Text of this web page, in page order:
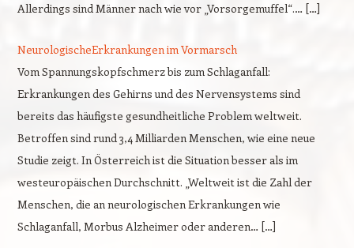
Allerdings sind Männer nach wie vor „Vorsorgemuffel“.… […]
NeurologischeErkrankungen im Vormarsch
Vom Spannungskopfschmerz bis zum Schlaganfall:
Erkrankungen des Gehirns und des Nervensystems sind
bereits das häufigste gesundheitliche Problem weltweit.
Betroffen sind rund 3,4 Milliarden Menschen, wie eine neue
Studie zeigt. In Österreich ist die Situation besser als im
westeuropäischen Durchschnitt. „Weltweit ist die Zahl der
Menschen, die an neurologischen Erkrankungen wie
Schlaganfall, Morbus Alzheimer oder anderen… […]